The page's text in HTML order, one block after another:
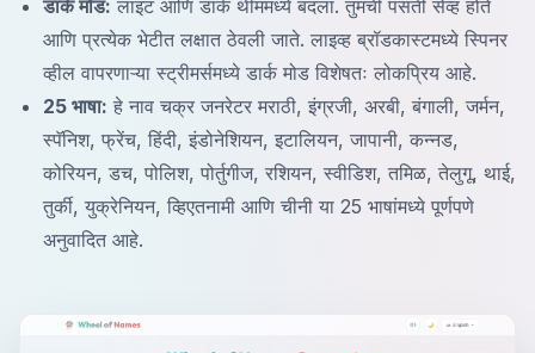
डार्क मोड: लाइट आणि डार्क थीममध्ये बदला. तुमची पसंती सेव्ह होते
आणि प्रत्येक भेटीत लक्षात ठेवली जाते. लाइव्ह ब्रॉडकास्टमध्ये स्पिनर
व्हील वापरणाऱ्या स्ट्रीमर्समध्ये डार्क मोड विशेषतः लोकप्रिय आहे.
25 भाषा: हे नाव चक्र जनरेटर मराठी, इंग्रजी, अरबी, बंगाली, जर्मन,
स्पॅनिश, फ्रेंच, हिंदी, इंडोनेशियन, इटालियन, जापानी, कन्नड,
कोरियन, डच, पोलिश, पोर्तुगीज, रशियन, स्वीडिश, तमिळ, तेलुगू, थाई,
तुर्की, युक्रेनियन, व्हिएतनामी आणि चीनी या 25 भाषांमध्ये पूर्णपणे
अनुवादित आहे.